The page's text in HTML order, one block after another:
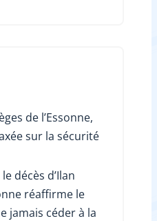
de l’Essonne,
sur la sécurité
décès d’Ilan
réaffirme le
jamais céder à la